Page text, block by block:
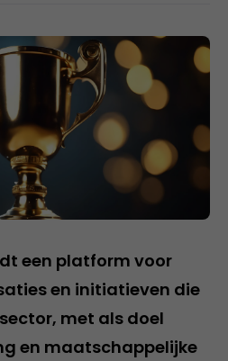
een platform voor
en initiatieven die
met als doel
en maatschappelijke